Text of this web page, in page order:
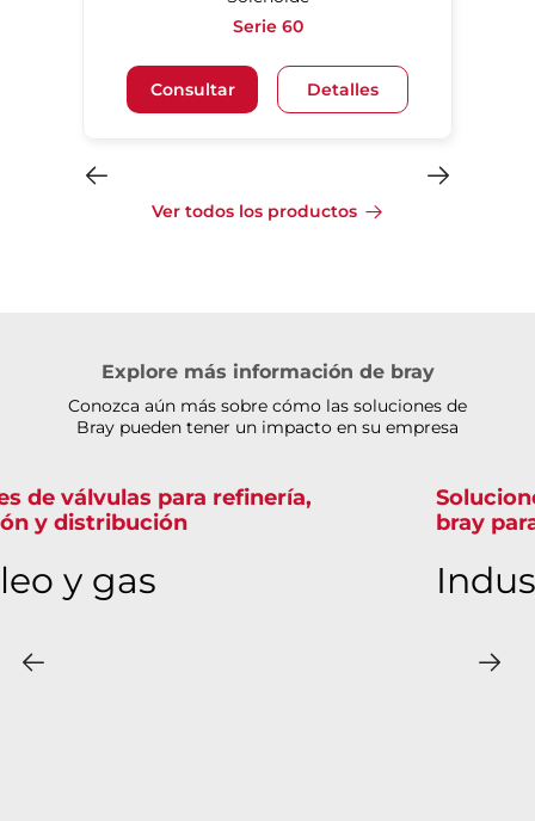
Serie 60
Consultar Detalles
Ver todos los productos
Explore más información de bray
Conozca aún más sobre cómo las soluciones de
Bray pueden tener un impacto en su empresa
Soluciones de válvulas confiables de
bray para centrales eléctricas
Industria de energía